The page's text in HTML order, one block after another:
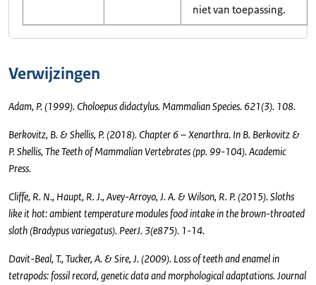
niet van toepassing.
Verwijzingen
Adam, P. (1999). Choloepus didactylus. Mammalian Species. 621(3). 108.
Berkovitz, B. & Shellis, P. (2018). Chapter 6 – Xenarthra. In B. Berkovitz &
P. Shellis, The Teeth of Mammalian Vertebrates (pp. 99-104). Academic
Press.
Cliffe, R. N., Haupt, R. J., Avey-Arroyo, J. A. & Wilson, R. P. (2015). Sloths
like it hot: ambient temperature modules food intake in the brown-throated
sloth (Bradypus variegatus). PeerJ. 3(e875). 1-14.
Davit-Beal, T., Tucker, A. & Sire, J. (2009). Loss of teeth and enamel in
tetrapods: fossil record, genetic data and morphological adaptations. Journal